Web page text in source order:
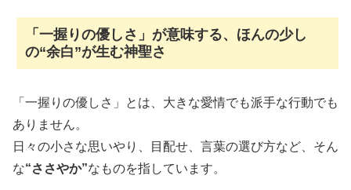
「一握りの優しさ」が意味する、ほんの少し
の“余白”が生む神聖さ
「一握りの優しさ」とは、大きな愛情でも派手な行動でも
ありません。
日々の小さな思いやり、目配せ、言葉の選び方など、そん
な“ささやか”なものを指しています。